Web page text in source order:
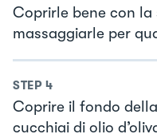
Coprirle bene con
massaggiarle per
STEP 4
Coprire il fondo
cucchiai di olio